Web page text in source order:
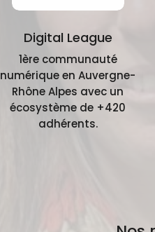
Digital League
1ère communauté
numérique en Auvergne-
Rhône Alpes avec un
écosystème de +420
adhérents.